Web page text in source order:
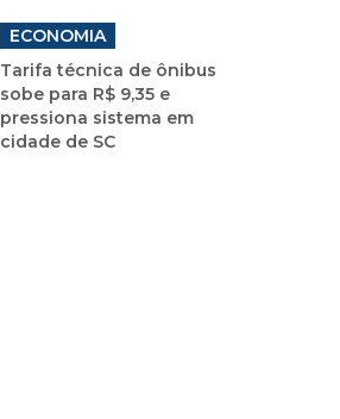
ECONOMIA
Tarifa técnica de ônibus
sobe para R$ 9,35 e
pressiona sistema em
cidade de SC